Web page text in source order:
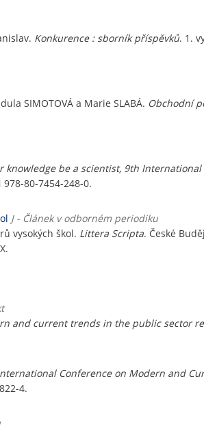
Konkurence : sborník příspěvků. 1.
SIMOTOVÁ a Marie SLABÁ. Obchodní
knowledge be a scientist, 9th
80-7454-248-0.
J - Článek v odborném periodiku
vysokých škol. Littera Scripta. České
and current trends in the public sector
Conference on Modern and
4.